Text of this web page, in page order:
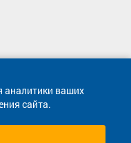
аналитики ваших
сайта.